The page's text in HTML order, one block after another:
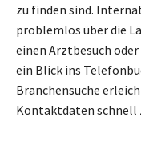
zu finden sind.
problemlos über die
einen Arztbesuch
ein Blick ins
Branchensuche
Kontaktdaten schnell